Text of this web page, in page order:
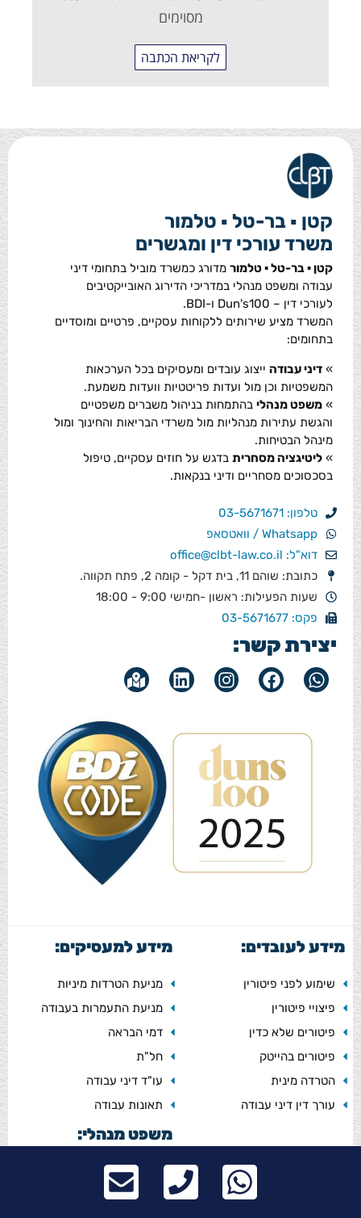
מסוימים
לקריאת הכתבה
קטן ▪ בר-טל ▪ טלמור
משרד עורכי דין ומגשרים
קטן ▪ בר-טל ▪ טלמור מדורג כמשרד מוביל בתחומי דיני
עבודה ומשפט מנהלי במדריכי הדירוג האובייקטיבים
לעורכי דין – Dun's100 ו-BDI.
המשרד מציע שירותים ללקוחות עסקיים, פרטיים ומוסדיים
בתחומים:
» דיני עבודה ייצוג עובדים ומעסיקים בכל הערכאות
המשפטיות וכן מול ועדות פריטטיות וועדות משמעת.
» משפט מנהלי בהתמחות בניהול משברים משפטיים
והגשת עתירות מנהליות מול משרדי הבריאות והחינוך ומול
מינהל הבטיחות.
» ליטיגציה מסחרית בדגש על חוזים עסקיים, טיפול
בסכסוכים מסחריים ודיני בנקאות.
טלפון: 03-5671671
Whatsapp / וואטסאפ
דוא"ל: office@clbt-law.co.il
כתובת: שוהם 11, בית דקל - קומה 2, פתח תקווה.
שעות הפעילות: ראשון -חמישי 9:00 - 18:00
פקס: 03-5671677
יצירת קשר:
מידע לעובדים:
שימוע לפני פיטורין
פיצויי פיטורין
פיטורים שלא כדין
פיטורים בהייטק
הטרדה מינית
עורך דין דיני עבודה
מידע למעסיקים:
מניעת הטרדות מיניות
מניעת התעמרות בעבודה
דמי הבראה
חל"ת
עו"ד דיני עבודה
תאונות עבודה
משפט מנהלי:
עורך דין מכרזים
עתירה מנהלית מול משרד